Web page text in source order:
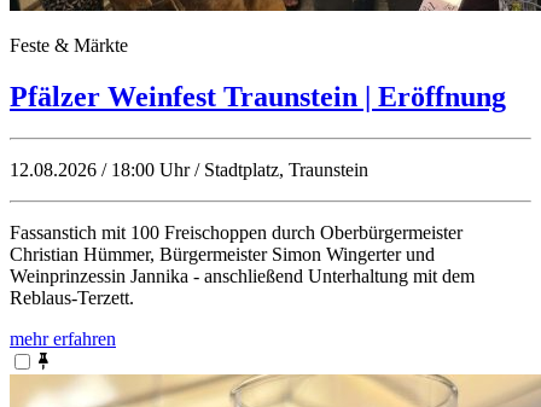
Feste & Märkte
Pfälzer Weinfest Traunstein | Eröffnung
12.08.2026 / 18:00 Uhr / Stadtplatz, Traunstein
Fassanstich mit 100 Freischoppen durch Oberbürgermeister
Christian Hümmer, Bürgermeister Simon Wingerter und
Weinprinzessin Jannika - anschließend Unterhaltung mit dem
Reblaus-Terzett.
mehr erfahren